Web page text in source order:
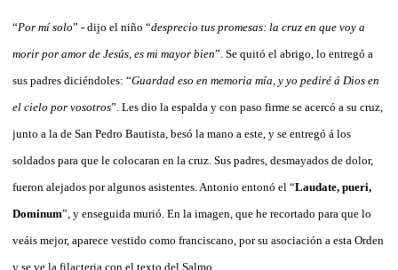
“Por mí solo” - dijo el niño “desprecio tus promesas: la cruz en que voy a
morir por amor de Jesús, es mi mayor bien”. Se quitó el abrigo, lo entregó a
sus padres diciéndoles: “Guardad eso en memoria mía, y yo pediré á Dios en
el cielo por vosotros”. Les dio la espalda y con paso firme se acercó a su cruz,
junto a la de San Pedro Bautista, besó la mano a este, y se entregó á los
soldados para que le colocaran en la cruz. Sus padres, desmayados de dolor,
fueron alejados por algunos asistentes. Antonio entonó el “Laudate, pueri,
Dominum”, y enseguida murió. En la imagen, que he recortado para que lo
veáis mejor, aparece vestido como franciscano, por su asociación a esta Orden
y se ve la filacteria con el texto del Salmo.